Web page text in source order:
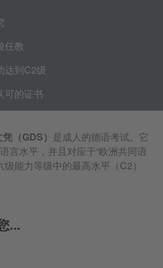
任教
达到C2级
可的证书
（GDS） 是成人的德语考试。它
言水平，并且对应于“欧洲共同语
能力等级中的最高水平（C2）
...